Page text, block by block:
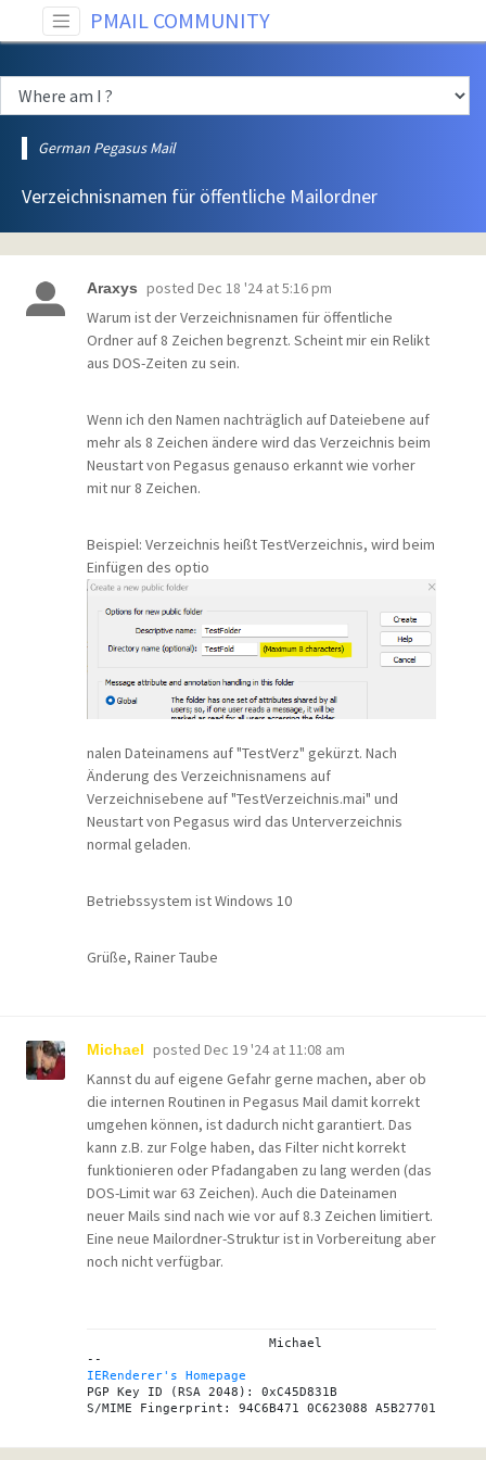
PMAIL COMMUNITY
German Pegasus Mail
Verzeichnisnamen für öffentliche Mailordner
Araxys posted Dec 18 '24 at 5:16 pm
Warum ist der Verzeichnisnamen für öffentliche
Ordner auf 8 Zeichen begrenzt. Scheint mir ein Relikt
aus DOS-Zeiten zu sein.
Wenn ich den Namen nachträglich auf Dateiebene auf
mehr als 8 Zeichen ändere wird das Verzeichnis beim
Neustart von Pegasus genauso erkannt wie vorher
mit nur 8 Zeichen.
Beispiel: Verzeichnis heißt TestVerzeichnis, wird beim
Einfügen des optio
nalen Dateinamens auf "TestVerz" gekürzt. Nach
Änderung des Verzeichnisnamens auf
Verzeichnisebene auf "TestVerzeichnis.mai" und
Neustart von Pegasus wird das Unterverzeichnis
normal geladen.
Betriebssystem ist Windows 10
Grüße, Rainer Taube
Michael posted Dec 19 '24 at 11:08 am
Kannst du auf eigene Gefahr gerne machen, aber ob
die internen Routinen in Pegasus Mail damit korrekt
umgehen können, ist dadurch nicht garantiert. Das
kann z.B. zur Folge haben, das Filter nicht korrekt
funktionieren oder Pfadangaben zu lang werden (das
DOS-Limit war 63 Zeichen). Auch die Dateinamen
neuer Mails sind nach wie vor auf 8.3 Zeichen limitiert.
Eine neue Mailordner-Struktur ist in Vorbereitung aber
noch nicht verfügbar.
IERenderer's Homepage
PGP Key ID (RSA 2048): 0xC45D831B